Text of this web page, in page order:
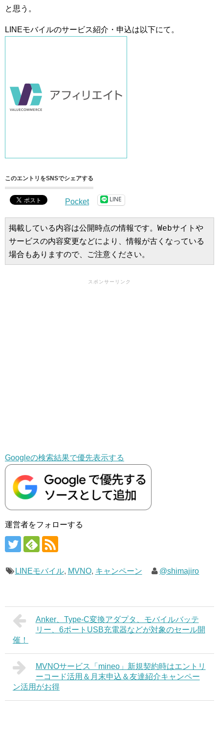
と思う。
LINEモバイルのサービス紹介・申込は以下にて。
このエントリをSNSでシェアする
Pocket LINE
掲載している内容は公開時点の情報です。Webサイトや
サービスの内容変更などにより、情報が古くなっている
場合もありますので、ご注意ください。
スポンサーリンク
Googleの検索結果で優先表示する
運営者をフォローする
LINEモバイル, MVNO, キャンペーン @shimajiro
Anker、Type-C変換アダプタ、モバイルバッテ
リー、6ポートUSB充電器などが対象のセール開
催！
MVNOサービス「mineo」新規契約時はエントリ
ーコード活用＆月末申込＆友達紹介キャンペー
ン活用がお得